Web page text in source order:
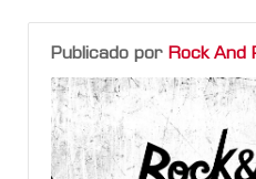
Publicado por Rock And